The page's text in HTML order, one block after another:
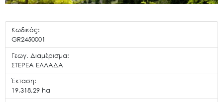
Κωδικός:
GR2450001
Γεωγ. Διαμέρισμα:
ΣΤΕΡΕΑ ΕΛΛΑΔΑ
Έκταση:
19.318,29 ha